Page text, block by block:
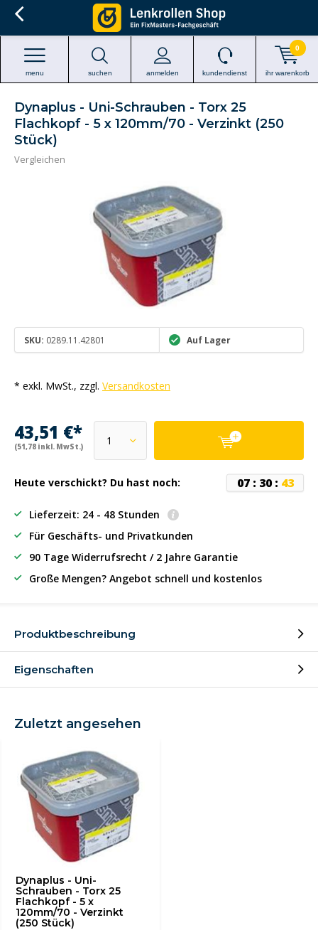
suchen anmelden
menu kundendienst ihr warenkorb
0
Dynaplus - Uni-Schrauben - Torx 25
Flachkopf - 5 x 120mm/70 - Verzinkt (250
Stück)
Vergleichen
SKU: 0289.11.42801 Auf Lager
* exkl. MwSt., zzgl. Versandkosten
43,51 €*
(51,78 inkl. MwSt.)
Heute verschickt? Du hast noch: 07: 30: 43
Lieferzeit: 24 - 48 Stunden
Für Geschäfts- und Privatkunden
90 Tage Widerrufsrecht / 2 Jahre Garantie
Große Mengen? Angebot schnell und kostenlos
Produktbeschreibung
Eigenschaften
Zuletzt angesehen
Dynaplus - Uni-
Schrauben - Torx 25
Flachkopf - 5 x
120mm/70 - Verzinkt
(250 Stück)